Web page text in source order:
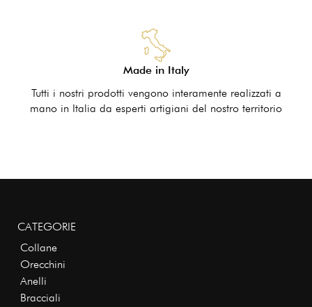
Made in Italy
Tutti i nostri prodotti vengono interamente realizzati a
mano in Italia da esperti artigiani del nostro territorio
CATEGORIE
Collane
Orecchini
Anelli
Bracciali